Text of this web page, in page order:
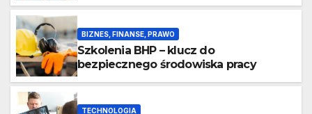
BIZNES, FINANSE, PRAWO
Szkolenia BHP – klucz do
bezpiecznego środowiska pracy
TECHNOLOGIA